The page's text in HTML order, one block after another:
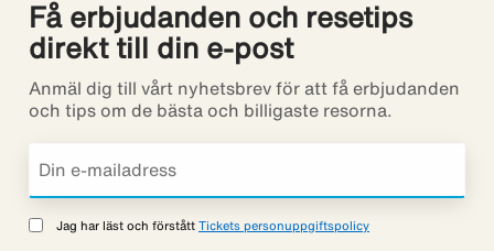
Få erbjudanden och resetips
direkt till din e-post
Anmäl dig till vårt nyhetsbrev för att få erbjudanden
och tips om de bästa och billigaste resorna.
Jag har läst och förstått Tickets personuppgiftspolicy